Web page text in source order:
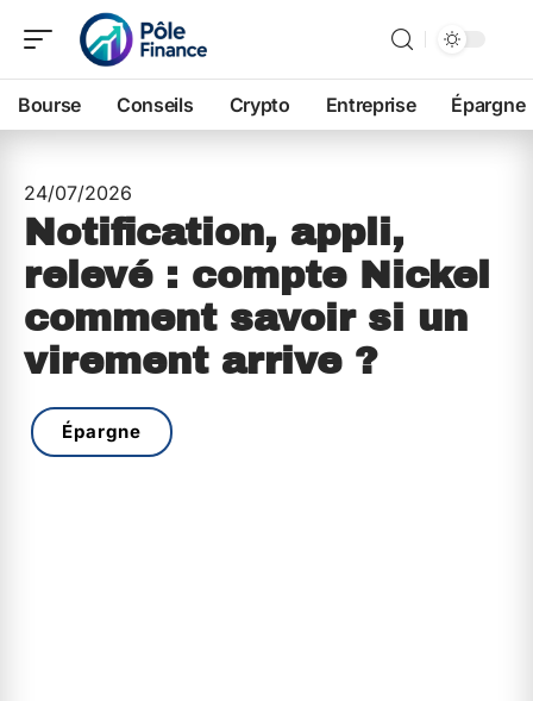
Bourse Conseils Crypto Entreprise Épargne
24/07/2026
Notification, appli,
relevé : compte Nickel
comment savoir si un
virement arrive ?
Épargne